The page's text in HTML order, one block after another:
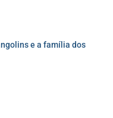
e a família dos